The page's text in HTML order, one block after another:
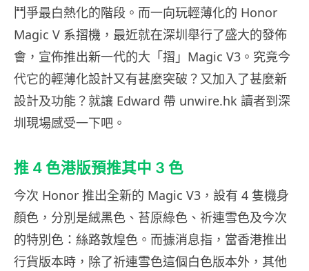
鬥爭最白熱化的階段。而一向玩輕薄化的 Honor
Magic V 系摺機，最近就在深圳舉行了盛大的發佈
會，宣佈推出新一代的大「摺」Magic V3。究竟今
代它的輕薄化設計又有甚麼突破？又加入了甚麼新
設計及功能？就讓 Edward 帶 unwire.hk 讀者到深
圳現場感受一下吧。
推 4 色港版預推其中 3 色
今次 Honor 推出全新的 Magic V3，設有 4 隻機身
顏色，分別是絨黑色、苔原綠色、祈連雪色及今次
的特別色：絲路敦煌色。而據消息指，當香港推出
行貨版本時，除了祈連雪色這個白色版本外，其他